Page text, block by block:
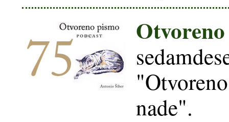
nade".